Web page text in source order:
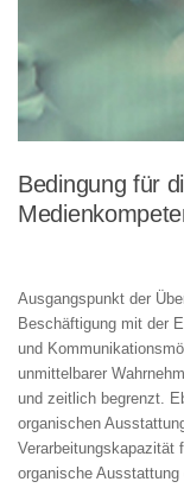
Bedingung für
Ausgangspunkt der
Beschäftigung mit der
und
unmittelbarer
und zeitlich begrenzt.
organischen
Verarbeitungskapazität
organische